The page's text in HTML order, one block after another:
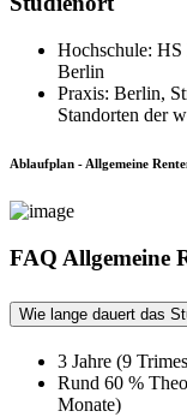
Hochschule: HS
Berlin
Praxis: Berlin,
Standorten der
Ablaufplan - Allgemeine
FAQ Allgemeine
Wie lange dauert das
3 Jahre (9
Rund 60 %
Monate)